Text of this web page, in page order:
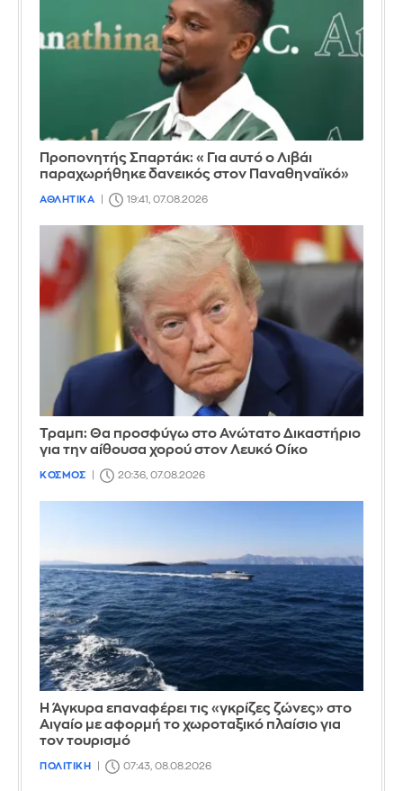
Προπονητής Σπαρτάκ: «Για αυτό ο Λιβάι
παραχωρήθηκε δανεικός στον Παναθηναϊκό»
ΑΘΛΗΤΙΚΑ 19:41, 07.08.2026
Τραμπ: Θα προσφύγω στο Ανώτατο Δικαστήριο
για την αίθουσα χορού στον Λευκό Οίκο
ΚΟΣΜΟΣ 20:36, 07.08.2026
Η Άγκυρα επαναφέρει τις «γκρίζες ζώνες» στο
Αιγαίο με αφορμή το χωροταξικό πλαίσιο για
τον τουρισμό
ΠΟΛΙΤΙΚΗ 07:43, 08.08.2026